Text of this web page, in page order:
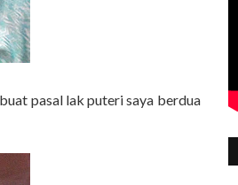
pasal lak puteri saya berdua